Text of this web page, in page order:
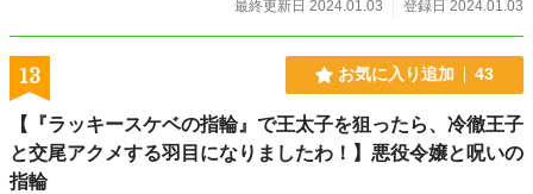
最終更新日 2024.01.03
登録日 2024.01.03
13 お気に入り追加 43
【『ラッキースケベの指輪』で王太子を狙ったら、冷徹王子
と交尾アクメする羽目になりましたわ！】悪役令嬢と呪いの
指輪